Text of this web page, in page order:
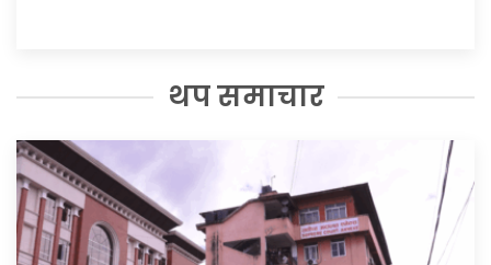
थप समाचार